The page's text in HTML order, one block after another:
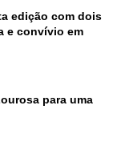
edição com dois
e convívio em
para uma